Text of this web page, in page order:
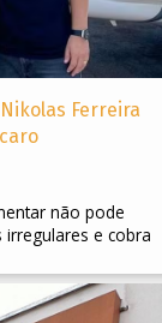
Ferreira
não pode
irregulares e cobra